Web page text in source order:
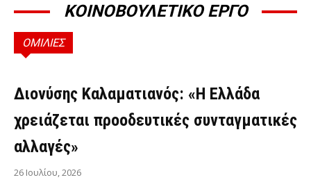
ΚΟΙΝΟΒΟΥΛΕΤΙΚΟ ΕΡΓΟ
ΟΜΙΛΙΕΣ
ΟΜΙΛΊΕΣ
Διονύσης Καλαματιανός: «Η Ελλάδα
χρειάζεται προοδευτικές συνταγματικές
αλλαγές»
26 Ιουλίου, 2026